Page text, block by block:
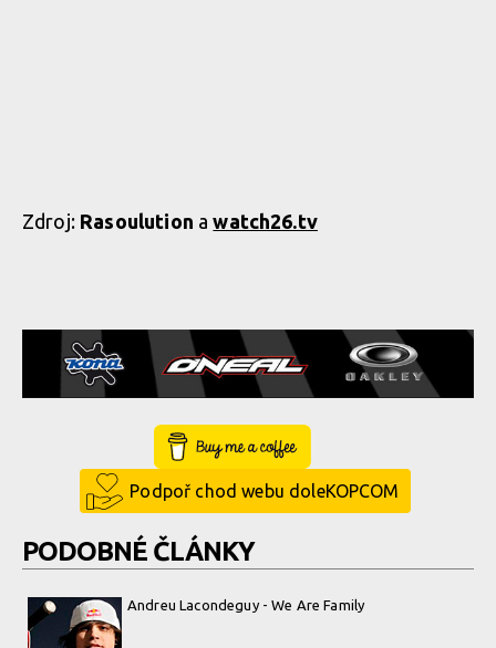
Zdroj: Rasoulution awatch26.tv
Buy Me a Coffee
Podpoř chod webu doleKOPCOM
PODOBNÉ ČLÁNKY
Andreu Lacondeguy - We Are Family